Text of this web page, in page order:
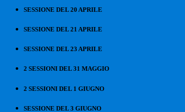
SESSIONE DEL 20 APRILE
SESSIONE DEL 21 APRILE
SESSIONE DEL 23 APRILE
2 SESSIONI DEL 31 MAGGIO
2 SESSIONI DEL 1 GIUGNO
SESSIONE DEL 3 GIUGNO